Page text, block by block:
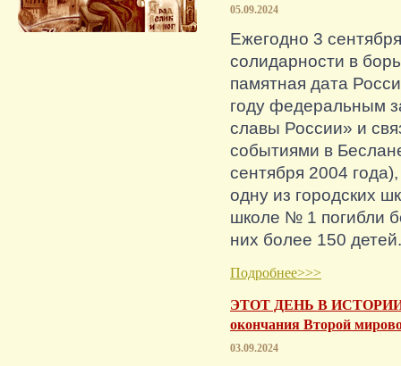
05.09.2024
Ежегодно 3
солидарности в
памятная дата
году федеральным
славы России» и
событиями в
сентября 2004
одну из городских
школе № 1 погибли
них более 150 детей.
Подробнее>>>
ЭТОТ ДЕНЬ В ИСТОРИИ.
окончания Второй
03.09.2024